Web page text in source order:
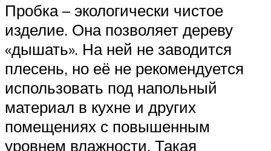
Пробка – экологически чистое
изделие. Она позволяет дереву
«дышать». На ней не заводится
плесень, но её не рекомендуется
использовать под напольный
материал в кухне и других
помещениях с повышенным
уровнем влажности. Такая